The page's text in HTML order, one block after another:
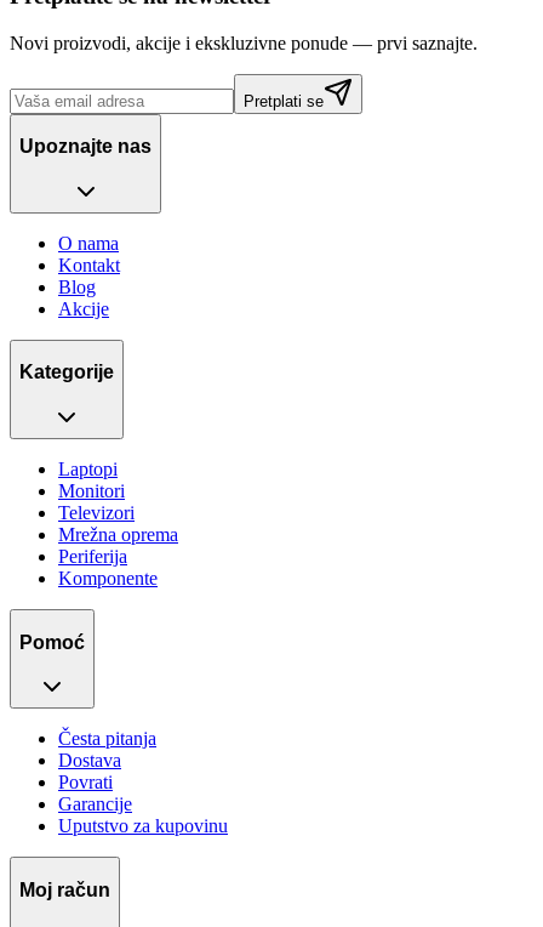
Novi proizvodi, akcije i ekskluzivne ponude — prvi saznajte.
Pretplati se
Upoznajte nas
O nama
Kontakt
Blog
Akcije
Kategorije
Laptopi
Monitori
Televizori
Mrežna oprema
Periferija
Komponente
Pomoć
Česta pitanja
Dostava
Povrati
Garancije
Uputstvo za kupovinu
Moj račun